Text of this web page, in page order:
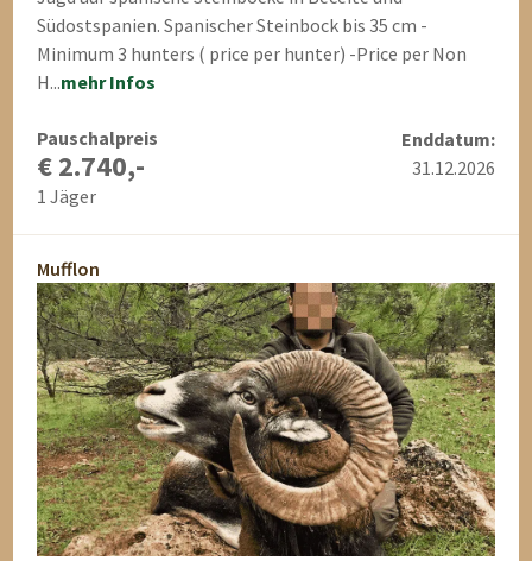
Südostspanien. Spanischer Steinbock bis 35 cm -
Minimum 3 hunters ( price per hunter) -Price per Non
H...mehr Infos
Pauschalpreis
€ 2.740,-
1 Jäger
Enddatum:
31.12.2026
Mufflon